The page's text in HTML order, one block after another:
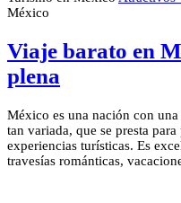
México
Viaje barato en
plena
México es una nación con
tan variada, que se presta
experiencias turísticas. Es
travesías románticas,